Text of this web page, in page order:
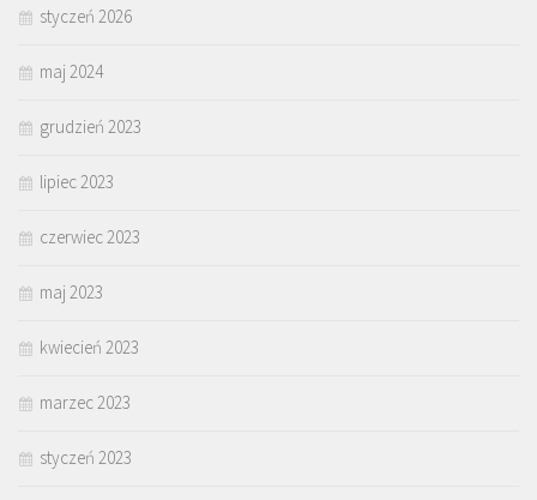
styczeń 2026
maj 2024
grudzień 2023
lipiec 2023
czerwiec 2023
maj 2023
kwiecień 2023
marzec 2023
styczeń 2023